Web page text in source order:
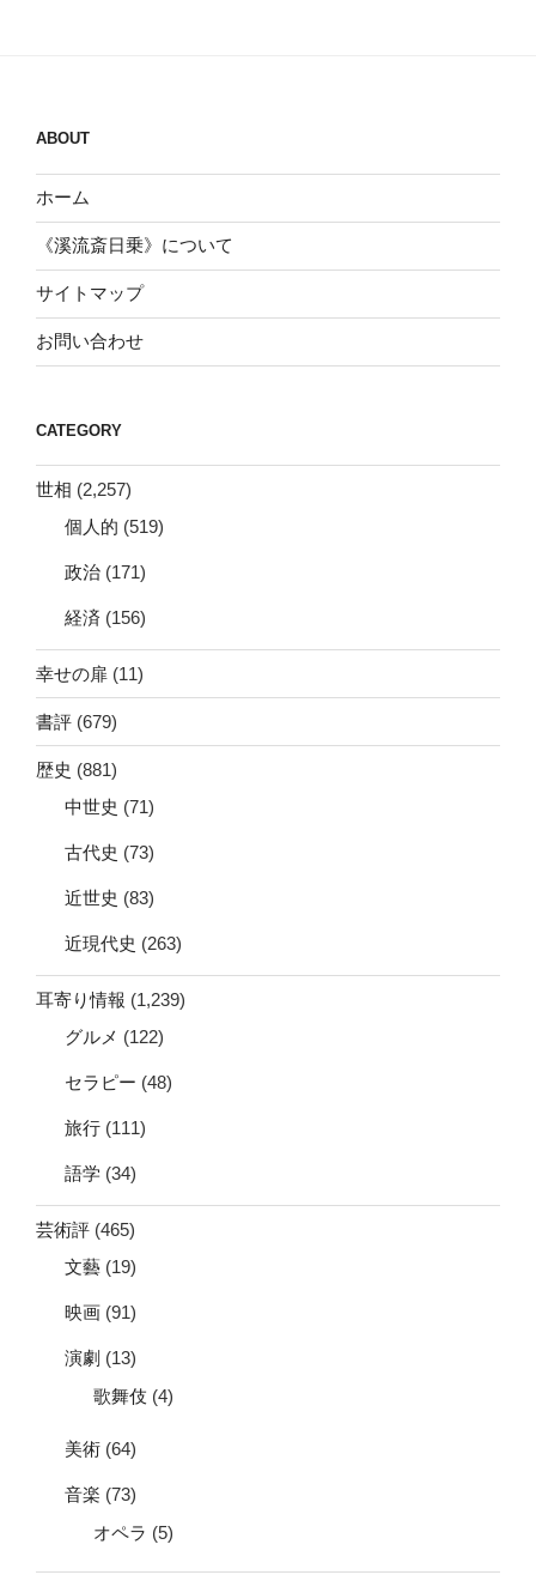
ABOUT
ホーム
《溪流斎日乗》について
サイトマップ
お問い合わせ
CATEGORY
世相 (2,257)
個人的 (519)
政治 (171)
経済 (156)
幸せの扉 (11)
書評 (679)
歴史 (881)
中世史 (71)
古代史 (73)
近世史 (83)
近現代史 (263)
耳寄り情報 (1,239)
グルメ (122)
セラピー (48)
旅行 (111)
語学 (34)
芸術評 (465)
文藝 (19)
映画 (91)
演劇 (13)
歌舞伎 (4)
美術 (64)
音楽 (73)
オペラ (5)